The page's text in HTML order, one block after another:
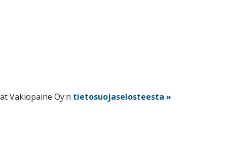
Vakiopaine Oy:n tietosuojaselosteesta »